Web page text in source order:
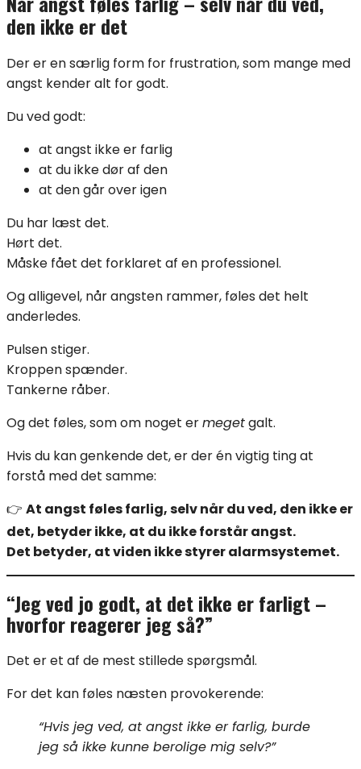
den ikke er det
Der er en særlig form for frustration, som mange med
angst kender alt for godt.
Du ved godt:
at angst ikke er farlig
at du ikke dør af den
at den går over igen
Du har læst det.
Hørt det.
Måske fået det forklaret af en professionel.
Og alligevel, når angsten rammer, føles det helt
anderledes.
Pulsen stiger.
Kroppen spænder.
Tankerne råber.
Og det føles, som om noget ermegetgalt.
Hvis du kan genkende det, er der én vigtig ting at
forstå med det samme:
👉 At angst føles farlig, selv når du ved, den ikke er
det, betyder ikke, at du ikke forstår angst.
Det betyder, at viden ikke styrer alarmsystemet.
“Jeg ved jo godt, at det ikke er farligt –
hvorfor reagerer jeg så?”
Det er et af de mest stillede spørgsmål.
For det kan føles næsten provokerende:
“Hvis jeg ved, at angst ikke er farlig, burde
jeg så ikke kunne berolige mig selv?”